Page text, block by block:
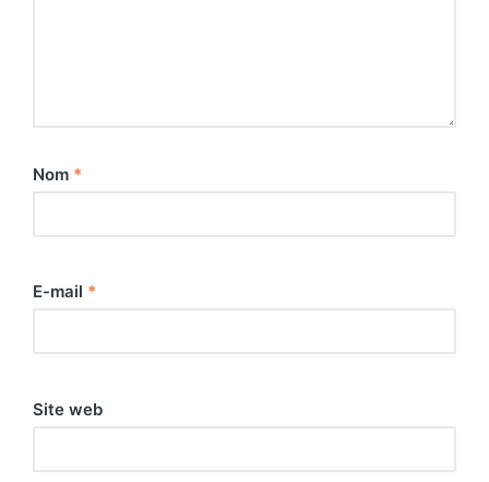
Nom *
E-mail *
Site web